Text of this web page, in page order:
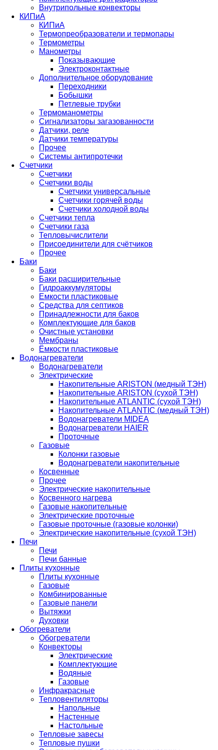
Внутрипольные конвекторы
КИПиА
КИПиА
Термопреобразователи и термопары
Термометры
Манометры
Показывающие
Электроконтактные
Дополнительное оборудование
Переходники
Бобышки
Петлевые трубки
Термоманометры
Сигнализаторы загазованности
Датчики, реле
Датчики температуры
Прочее
Системы антипротечки
Счетчики
Счетчики
Счетчики воды
Счетчики универсальные
Счетчики горячей воды
Счетчики холодной воды
Счетчики тепла
Счетчики газа
Тепловычислители
Присоединители для счётчиков
Прочее
Баки
Баки
Баки расширительные
Гидроаккумуляторы
Емкости пластиковые
Средства для септиков
Принадлежности для баков
Комплектующие для баков
Очистные установки
Мембраны
Ёмкости пластиковые
Водонагреватели
Водонагреватели
Электрические
Накопительные ARISTON (медный ТЭН)
Накопительные ARISTON (сухой ТЭН)
Накопительные ATLANTIC (сухой ТЭН)
Накопительные ATLANTIC (медный ТЭН)
Водонагреватели MIDEA
Водонагреватели HAIER
Проточные
Газовые
Колонки газовые
Водонагреватели накопительные
Косвенные
Прочее
Электрические накопительные
Косвенного нагрева
Газовые накопительные
Электрические проточные
Газовые проточные (газовые колонки)
Электрические накопительные (сухой ТЭН)
Печи
Печи
Печи банные
Плиты кухонные
Плиты кухонные
Газовые
Комбинированные
Газовые панели
Вытяжки
Духовки
Обогреватели
Обогреватели
Конвекторы
Электрические
Комплектующие
Водяные
Газовые
Инфракрасные
Тепловентиляторы
Напольные
Настенные
Настольные
Тепловые завесы
Тепловые пушки